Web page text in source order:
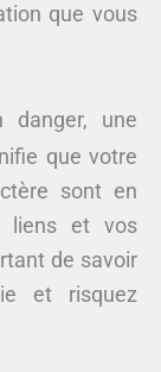
que vous
une
que votre
sont en
liens et vos
de savoir
et risquez